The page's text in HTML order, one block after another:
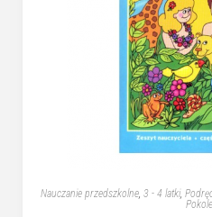
Nauczanie przedszkolne, 3 - 4 latki,